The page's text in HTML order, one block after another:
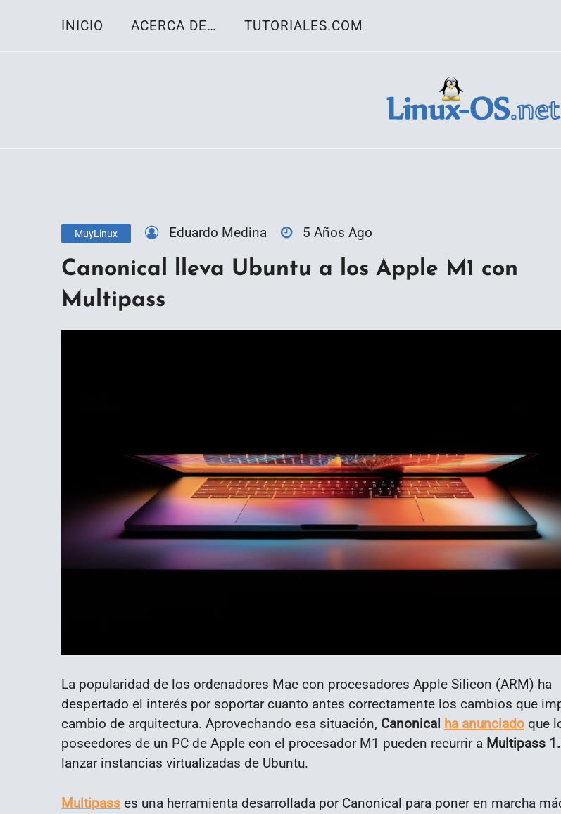
INICIO ACERCA DE… TUTORIALES.COM
MuyLinux Eduardo Medina 5 Años Ago
Canonical lleva Ubuntu a los Apple M1 con
Multipass
La popularidad de los ordenadores Mac con procesadores Apple Silicon (ARM) ha
despertado el interés por soportar cuanto antes correctamente los cambios que
cambio de arquitectura. Aprovechando esa situación, Canonical ha anunciado que
poseedores de un PC de Apple con el procesador M1 pueden recurrir a Multipass
lanzar instancias virtualizadas de Ubuntu.
Multipass es una herramienta desarrollada por Canonical para poner en marcha